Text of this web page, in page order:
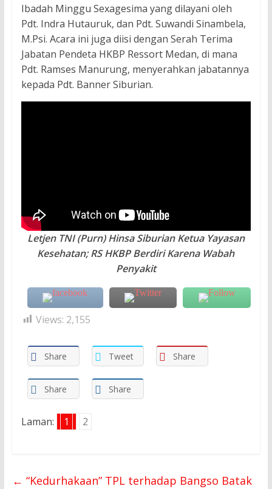
Ibadah Minggu Sexagesima yang dilayani oleh
Pdt. Indra Hutauruk, dan Pdt. Suwandi Sinambela,
M.Psi. Acara ini juga diisi dengan Serah Terima
Jabatan Pendeta HKBP Ressort Medan, di mana
Pdt. Ramses Manurung, menyerahkan jabatannya
kepada Pdt. Banner Siburian.
Letjen TNI (Purn) Hinsa Siburian Ketua Yayasan
Kesehatan; RS HKBP Berdiri Karena Wabah
Penyakit
Views: 2,155
Share Tweet Share
Share Share
Laman: 1 2
← “Kedurhakaan” TPL terhadap Bangso Batak